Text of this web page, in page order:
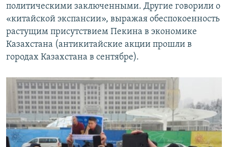
политическими заключенными. Другие говорили о
«китайской экспансии», выражая обеспокоенность
растущим присутствием Пекина в экономике
Казахстана (антикитайские акции прошли в
городах Казахстана в сентябре).